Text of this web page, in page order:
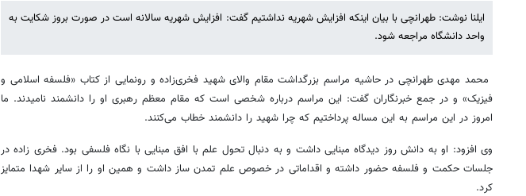
ایلنا نوشت: طهرانچی با بیان اینکه افزایش شهریه نداشتیم گفت: افزایش شهریه سالانه است در صورت بروز شکایت به
واحد دانشگاه مراجعه شود.
محمد مهدی طهرانچی در حاشیه مراسم بزرگداشت مقام والای شهید فخری‌زاده و رونمایی از کتاب «فلسفه اسلامی و
فیزیک» و در جمع خبرنگاران گفت: این مراسم درباره شخصی است که مقام معظم رهبری او را دانشمند نامیدند. ما
امروز در این مراسم به این مساله پرداختیم که چرا شهید را دانشمند خطاب می‌کنند.
وی افزود: او به دانش روز دیدگاه مبنایی داشت و به دنبال تحول علم با افق مبنایی با نگاه فلسفی بود. فخری زاده در
جلسات حکمت و فلسفه حضور داشته و اقداماتی در خصوص علم تمدن ساز داشت و همین او را از سایر شهدا متمایز
کرد.